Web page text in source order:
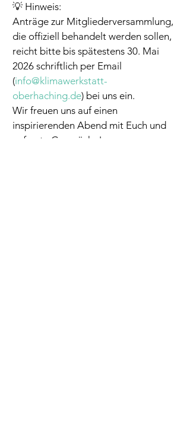
💡 Hinweis:
Anträge zur Mitgliederversammlung,
die offiziell behandelt werden sollen,
reicht bitte bis spätestens 30. Mai
2026 schriftlich per Email
(info@klimawerkstatt-
oberhaching.de) bei uns ein.
Wir freuen uns auf einen
inspirierenden Abend mit Euch und
auf gute Gespräche!